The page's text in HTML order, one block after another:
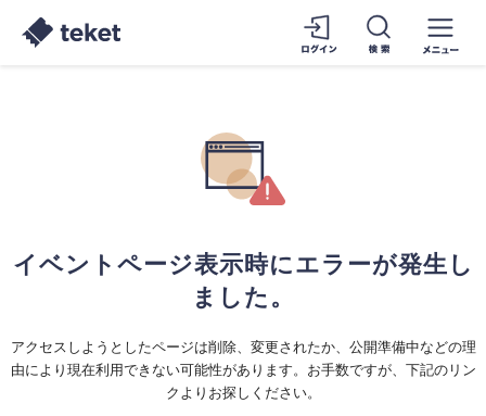
イベントページ表示時にエラーが発生し
ました。
アクセスしようとしたページは削除、変更されたか、公開準備中などの理
由により現在利用できない可能性があります。お手数ですが、下記のリン
クよりお探しください。